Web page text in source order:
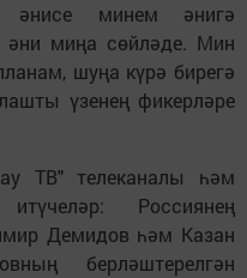
әнисе минем әнигә
миңа сөйләде. Мин
шуңа күрә бирегә
үзенең фикерләре
ТВ" телеканалы һәм
Россиянең
Демидов һәм Казан
берләштерелгән